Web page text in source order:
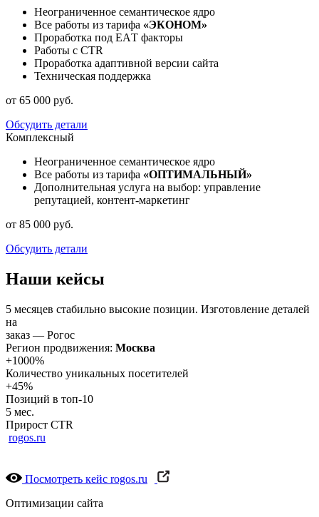
Неограниченное семантическое ядро
Все работы из тарифа «ЭКОНОМ»
Проработка под ЕАT факторы
Работы с CTR
Проработка адаптивной версии сайта
Техническая поддержка
от 65 000 руб.
Обсудить детали
Комплексный
Неограниченное семантическое ядро
Все работы из тарифа «ОПТИМАЛЬНЫЙ»
Дополнительная услуга на выбор: управление
репутацией, контент-маркетинг
от 85 000 руб.
Обсудить детали
Наши кейсы
5 месяцев стабильно высокие позиции. Изготовление деталей
на
заказ — Рогос
Регион продвижения: Москва
+1000%
Количество уникальных посетителей
+45%
Позиций в топ-10
5 мес.
Прирост CTR
100 руб.
rogos.ru
Посмотреть кейс rogos.ru
Оптимизации сайта